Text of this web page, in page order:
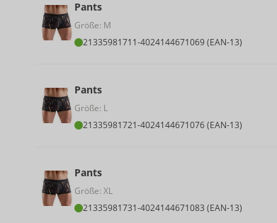
Pants
Größe: M
21335981711-4024144671069 (EAN-13)
Pants
Größe: L
21335981721-4024144671076 (EAN-13)
Pants
Größe: XL
21335981731-4024144671083 (EAN-13)